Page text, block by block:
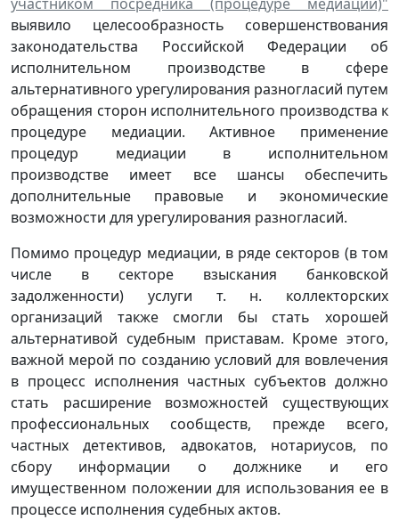
выявило целесообразность совершенствования
законодательства Российской Федерации об
исполнительном производстве в сфере
альтернативного урегулирования разногласий путем
обращения сторон исполнительного производства к
процедуре медиации. Активное применение
процедур медиации в исполнительном
производстве имеет все шансы обеспечить
дополнительные правовые и экономические
возможности для урегулирования разногласий.
Помимо процедур медиации, в ряде секторов (в том
числе в секторе взыскания банковской
задолженности) услуги т. н. коллекторских
организаций также смогли бы стать хорошей
альтернативой судебным приставам. Кроме этого,
важной мерой по созданию условий для вовлечения
в процесс исполнения частных субъектов должно
стать расширение возможностей существующих
профессиональных сообществ, прежде всего,
частных детективов, адвокатов, нотариусов, по
сбору информации о должнике и его
имущественном положении для использования ее в
процессе исполнения судебных актов.